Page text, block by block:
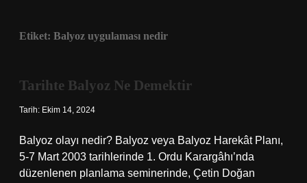
Etiket: Balyoz uygulaması nedir
Tarihte Balyoz Ne Demektir
Tarih: Ekim 14, 2024
Balyoz olayı nedir? Balyoz veya Balyoz Harekât Planı,
5-7 Mart 2003 tarihlerinde 1. Ordu Karargâhı’nda
düzenlenen planlama seminerinde, Çetin Doğan